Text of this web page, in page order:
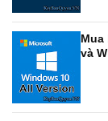
Mua
và